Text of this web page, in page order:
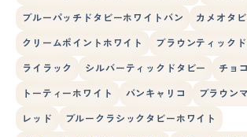
ブルーパッチドタビーホワイトバン カメオタ
クリームポイントホワイト ブラウンティック
ライラック シルバーティックドタビー チョ
トーティーホワイト バンキャリコ ブラウン
レッド ブルークラシックタビーホワイト